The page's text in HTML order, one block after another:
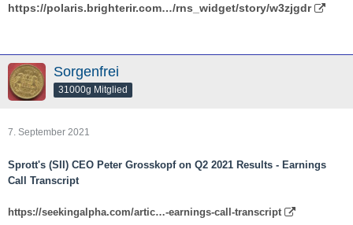
https://polaris.brighterir.com…/rns_widget/story/w3zjgdr
Sorgenfrei
31000g Mitglied
7. September 2021
Sprott's (SII) CEO Peter Grosskopf on Q2 2021 Results - Earnings
Call Transcript
https://seekingalpha.com/artic…-earnings-call-transcript